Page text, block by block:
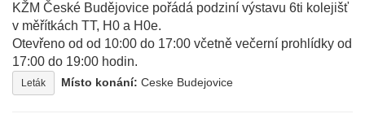
KŽM České Budějovice pořádá podziní výstavu 6ti kolejišť
v měřítkách TT, H0 a H0e.
Otevřeno od od 10:00 do 17:00 včetně večerní prohlídky od
17:00 do 19:00 hodin.
Leták Místo konání: Ceske Budejovice